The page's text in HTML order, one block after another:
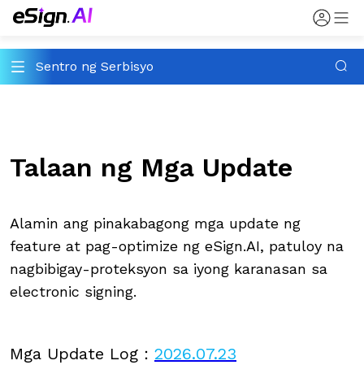
Sentro ng Serbisyo
Talaan ng Mga Update
Alamin ang pinakabagong mga update ng
feature at pag-optimize ng eSign.AI, patuloy na
nagbibigay-proteksyon sa iyong karanasan sa
electronic signing.
Mga Update Log ： 2026.07.23